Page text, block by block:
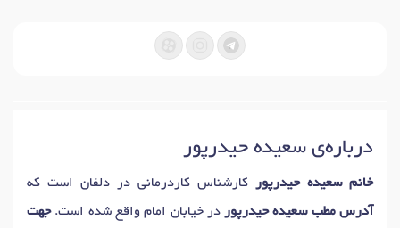
درباره‌ی سعیده حیدرپور
خانم سعیده حیدرپور کارشناس کاردرمانی در دلفان است که
آدرس مطب سعیده حیدرپوردر خیابان امام واقع شده است.جهت